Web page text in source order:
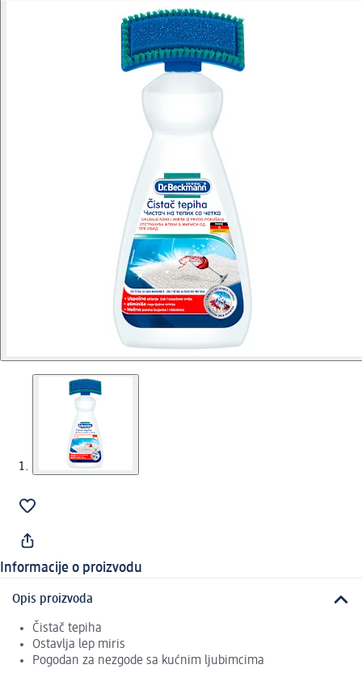
Informacije o proizvodu
Opis proizvoda
Čistač tepiha
Ostavlja lep miris
Pogodan za nezgode sa kućnim ljubimcima